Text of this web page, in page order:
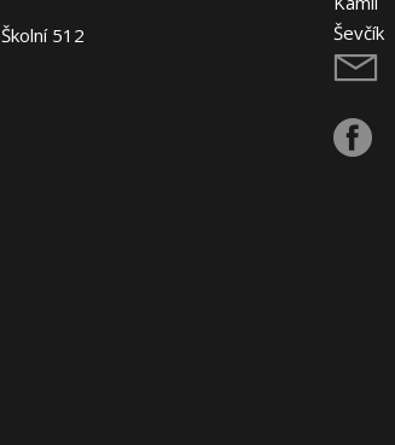
Školní 512